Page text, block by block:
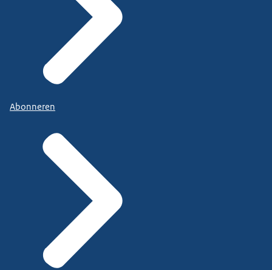
Abonneren